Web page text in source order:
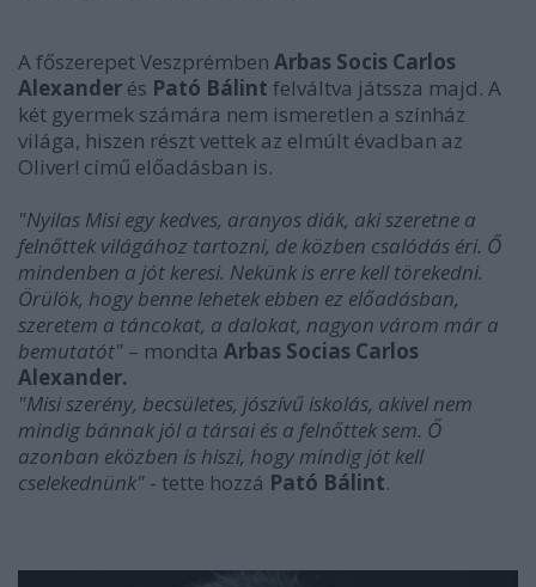
A főszerepet Veszprémben Arbas Socis Carlos
Alexander és Pató Bálint felváltva játssza majd. A
két gyermek számára nem ismeretlen a színház
világa, hiszen részt vettek az elmúlt évadban az
Oliver! című előadásban is.
"Nyilas Misi egy kedves, aranyos diák, aki szeretne a
felnőttek világához tartozni, de közben csalódás éri. Ő
mindenben a jót keresi. Nekünk is erre kell törekedni.
Örülök, hogy benne lehetek ebben ez előadásban,
szeretem a táncokat, a dalokat, nagyon várom már a
bemutatót" – mondta Arbas Socias Carlos
Alexander.
"Misi szerény, becsületes, jószívű iskolás, akivel nem
mindig bánnak jól a társai és a felnőttek sem. Ő
azonban eközben is hiszi, hogy mindig jót kell
cselekednünk" - tette hozzá Pató Bálint.